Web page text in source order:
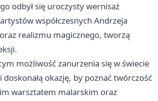
odbył się uroczysty wernisaż
współczesnych Andrzeja
realizmu magicznego, tworzą
możliwość zanurzenia się w świecie
okazję, by poznać twórczość
warsztatem malarskim oraz